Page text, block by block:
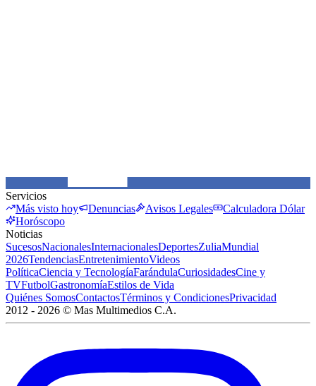
Servicios
Más visto hoy
Denuncias Avisos Legales
Calculadora Dólar
Horóscopo
Noticias
SucesosNacionalesInternacionalesDeportesZuliaMundial
2026TendenciasEntretenimientoVideos
PolíticaCiencia y TecnologíaFarándulaCuriosidadesCine y
TVFutbolGastronomíaEstilos de Vida
Quiénes SomosContactosTérminos y CondicionesPrivacidad
2012 - 2026 © Mas Multimedios C.A.